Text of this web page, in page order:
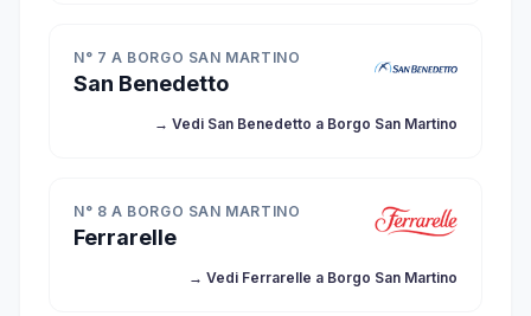
N° 7 A BORGO SAN MARTINO
San Benedetto
→ Vedi San Benedetto a Borgo San Martino
N° 8 A BORGO SAN MARTINO
Ferrarelle
→ Vedi Ferrarelle a Borgo San Martino